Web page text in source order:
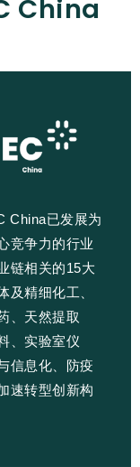
China
China已发展为
竞争力的行业
链相关的15大
及精细化工、
、天然提取
、实验室仪
信息化、防疫
速转型创新构